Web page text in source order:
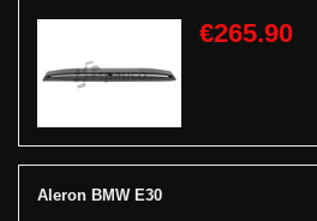
€265.90
Aleron BMW E30